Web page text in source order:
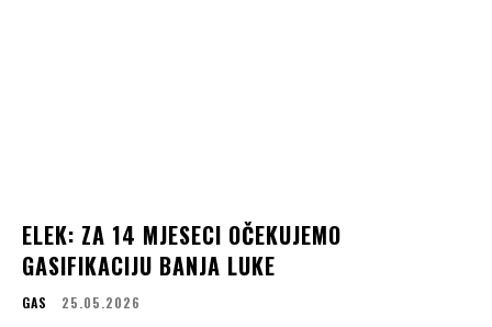
ELEK: ZA 14 MJESECI OČEKUJEMO
GASIFIKACIJU BANJA LUKE
GAS 25.05.2026